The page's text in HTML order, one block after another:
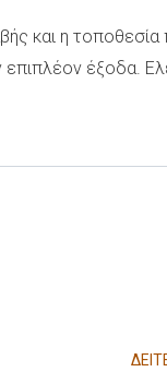
και η τοποθεσία
έξοδα.